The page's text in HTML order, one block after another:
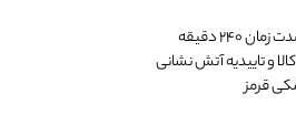
240 دقیقه
و تاییدیه آتش نشانی
قرمز